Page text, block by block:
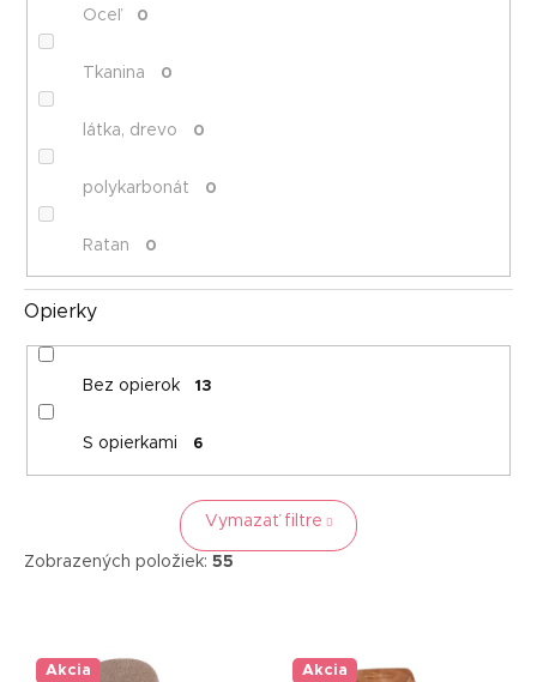
Oceľ 0
Tkanina 0
látka, drevo 0
polykarbonát 0
Ratan 0
Opierky
Bez opierok 13
S opierkami 6
Vymazať filtre
Zobrazených položiek: 55
Akcia Akcia